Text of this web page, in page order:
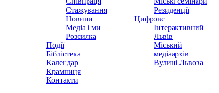
Стажування
Новини
Медіа і ми
Розсилка
Події
Бібліотека
Календар
Крамниця
Контакти
Резиденції
Цифрове
Інтерактивний
Львів
Міський
медіаархів
Вулиці Львова